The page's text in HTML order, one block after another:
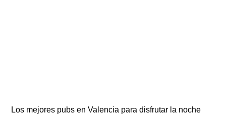
Los mejores pubs en Valencia para disfrutar la noche